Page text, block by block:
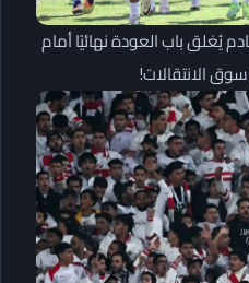
يُغلق باب العودة نهائيًا أمام
الانتقالات!